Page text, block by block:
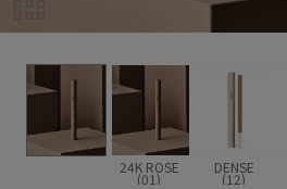
24K ROSE
(01)
DENSE
(12)